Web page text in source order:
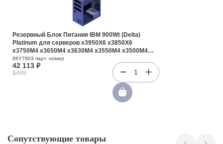
Резервный Блок Питания IBM 900Wt (Delta)
Platinum для серверов x3950X6 x3850X6
x3750M4 x3650M4 x3630M4 x3550M4 x3500M4
x3300M4 iDataPlex dx360M4(88Y7903)
88Y7903 парт. номер
42 113 ₽
$499 1
Сопутствующие товары